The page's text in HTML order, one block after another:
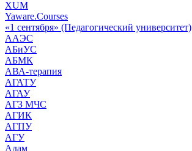
XUM
Yaware.Courses
«1 сентября» (Педагогический университет)
ААЭС
АБиУС
АБМК
АВА-терапия
АГАТУ
АГАУ
АГЗ МЧС
АГИК
АГПУ
АГУ
Адам